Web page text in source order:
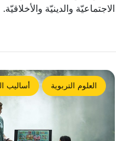
الاجتماعيّة والدينيّة والأخلاقيّة.
العلوم التربوية أساليب